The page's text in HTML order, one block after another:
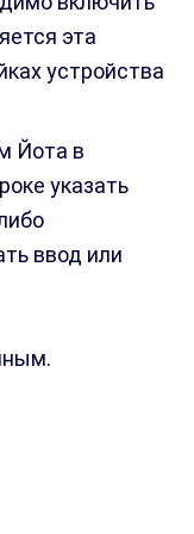
эта
устройства
Йота в
указать
ввод или